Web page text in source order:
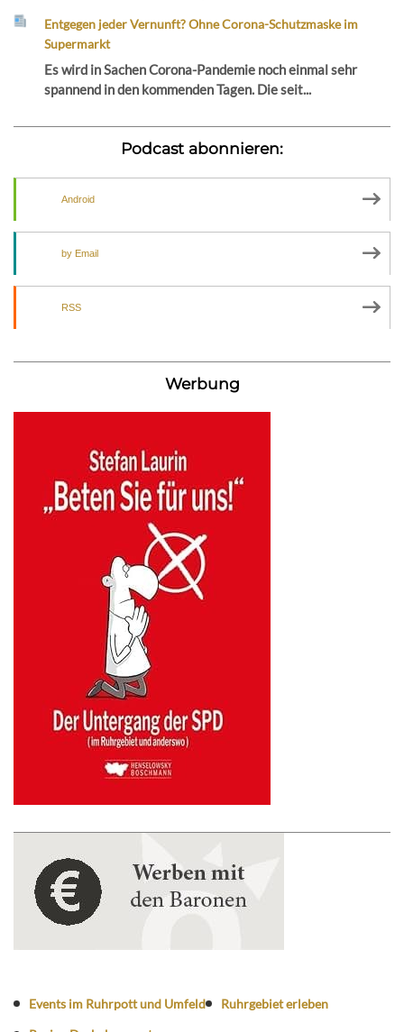
Entgegen jeder Vernunft? Ohne Corona-Schutzmaske im
Supermarkt
Es wird in Sachen Corona-Pandemie noch einmal sehr
spannend in den kommenden Tagen. Die seit...
Podcast abonnieren:
Android
by Email
RSS
Werbung
Events im Ruhrpott und Umfeld
Ruhrgebiet erleben